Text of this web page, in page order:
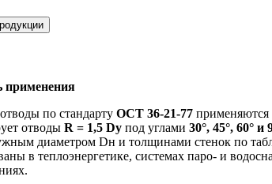
применения
по стандарту ОСТ 36-21-77 применяются
отводы R = 1,5 Dу под углами 30°, 45°, 60° и
диаметром Dн и толщинами стенок по
в теплоэнергетике, системах паро- и